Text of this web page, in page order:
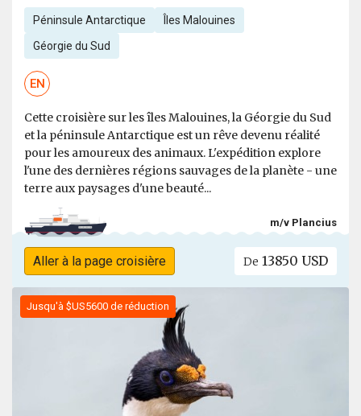
Péninsule Antarctique Îles Malouines
Géorgie du Sud
EN
Cette croisière sur les îles Malouines, la Géorgie du Sud
et la péninsule Antarctique est un rêve devenu réalité
pour les amoureux des animaux. L'expédition explore
l'une des dernières régions sauvages de la planète - une
terre aux paysages d'une beauté...
m/v Plancius
Aller à la page croisière De 13850 USD
Jusqu'à $US5600 de réduction